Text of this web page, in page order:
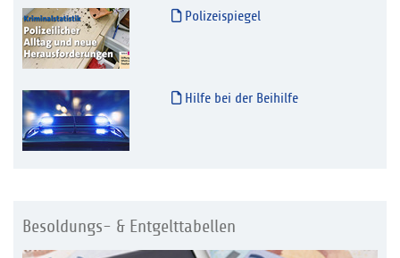
Polizeispiegel
Hilfe bei der Beihilfe
Besoldungs- & Entgelttabellen